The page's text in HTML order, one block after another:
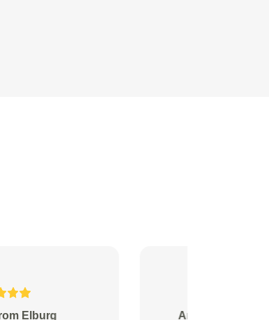
Gerrits from Nijmegen